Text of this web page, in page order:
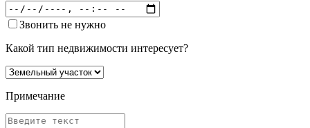
Звонить не нужно
Какой тип недвижимости интересует?
Примечание